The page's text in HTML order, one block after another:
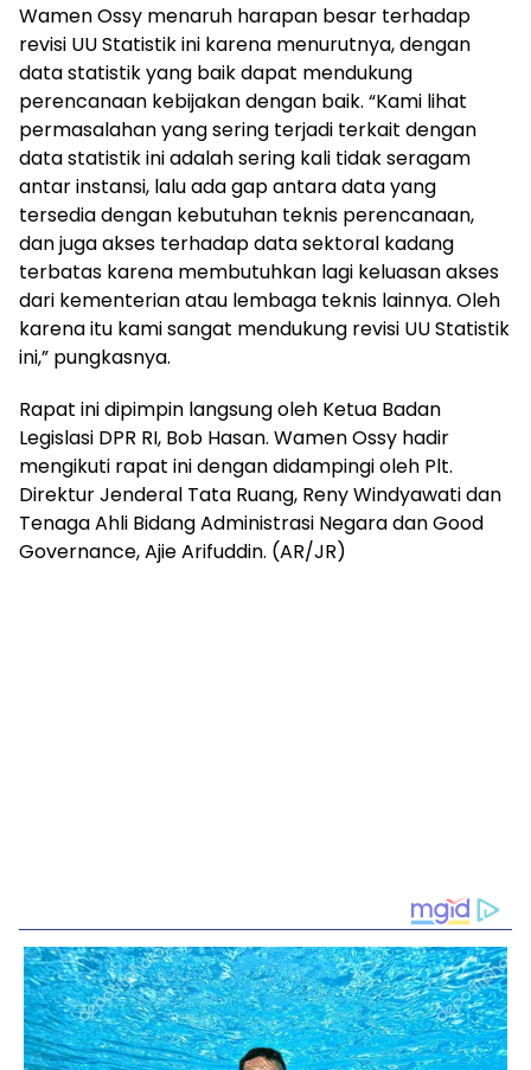
Wamen Ossy menaruh harapan besar terhadap
revisi UU Statistik ini karena menurutnya, dengan
data statistik yang baik dapat mendukung
perencanaan kebijakan dengan baik. “Kami lihat
permasalahan yang sering terjadi terkait dengan
data statistik ini adalah sering kali tidak seragam
antar instansi, lalu ada gap antara data yang
tersedia dengan kebutuhan teknis perencanaan,
dan juga akses terhadap data sektoral kadang
terbatas karena membutuhkan lagi keluasan akses
dari kementerian atau lembaga teknis lainnya. Oleh
karena itu kami sangat mendukung revisi UU Statistik
ini,” pungkasnya.
Rapat ini dipimpin langsung oleh Ketua Badan
Legislasi DPR RI, Bob Hasan. Wamen Ossy hadir
mengikuti rapat ini dengan didampingi oleh Plt.
Direktur Jenderal Tata Ruang, Reny Windyawati dan
Tenaga Ahli Bidang Administrasi Negara dan Good
Governance, Ajie Arifuddin. (AR/JR)